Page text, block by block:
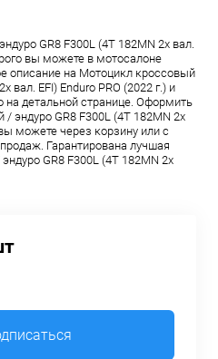
GR8 F300L (4T 182MN 2x вал.
вы можете в мотосалоне
описание на Мотоцикл кроссовый
вал. EFI) Enduro PRO (2022 г.) и
на детальной странице. Оформить
эндуро GR8 F300L (4T 182MN 2x
можете через корзину или с
Гарантирована лучшая
GR8 F300L (4T 182MN 2x